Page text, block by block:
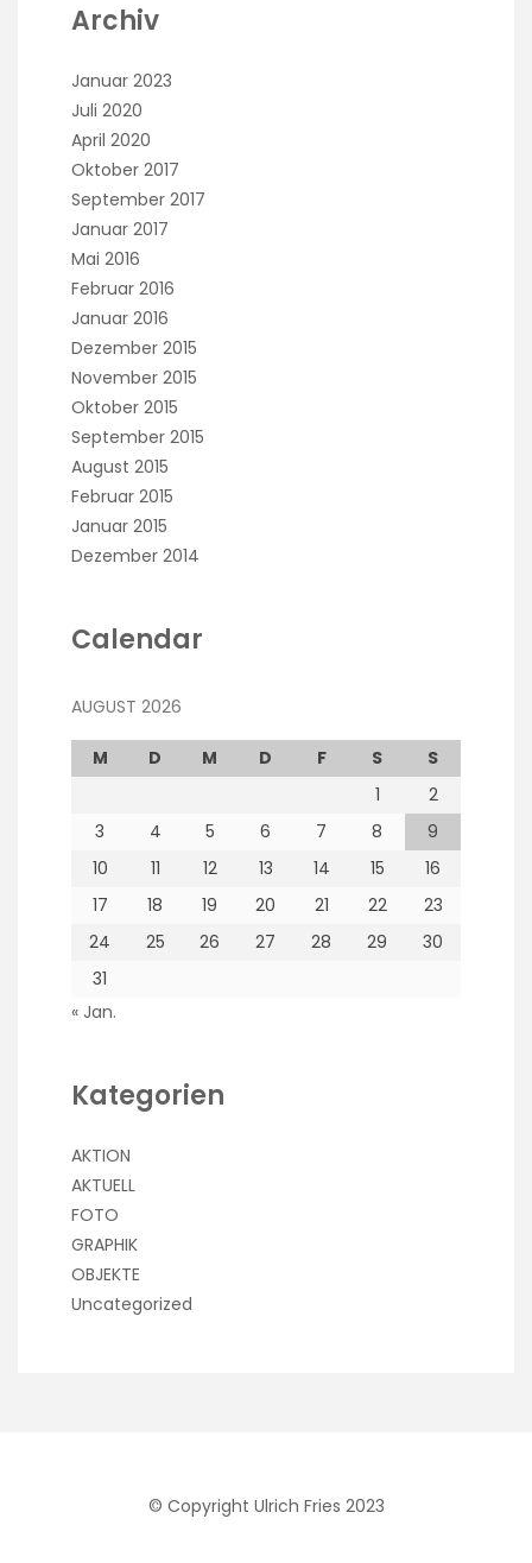
Archiv
Januar 2023
Juli 2020
April 2020
Oktober 2017
September 2017
Januar 2017
Mai 2016
Februar 2016
Januar 2016
Dezember 2015
November 2015
Oktober 2015
September 2015
August 2015
Februar 2015
Januar 2015
Dezember 2014
Calendar
AUGUST 2026
M D M D F S
S
1
2
3
4 5 6 7 8
9
10
11 12 13 14 15
16
17
18 19 20 21 22
23
24
25 26 27 28 29
30
31
« Jan.
Kategorien
AKTION
AKTUELL
FOTO
GRAPHIK
OBJEKTE
Uncategorized
© Copyright Ulrich Fries 2023